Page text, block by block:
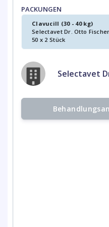
PACKUNGEN
Clavucill (30 - 40 kg)
Selectavet Dr. Otto
50 x 2 Stück
Selectavet